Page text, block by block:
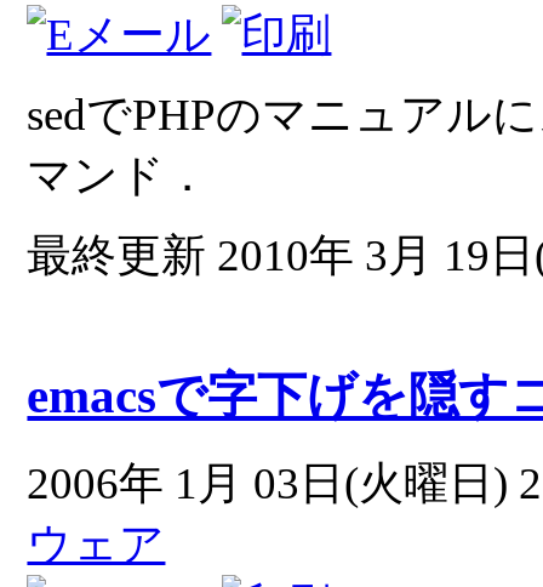
sedでPHPのマニュアル
マンド．
最終更新 2010年 3月 19
emacsで字下げを隠す
2006年 1月 03日(火曜日)
ウェア